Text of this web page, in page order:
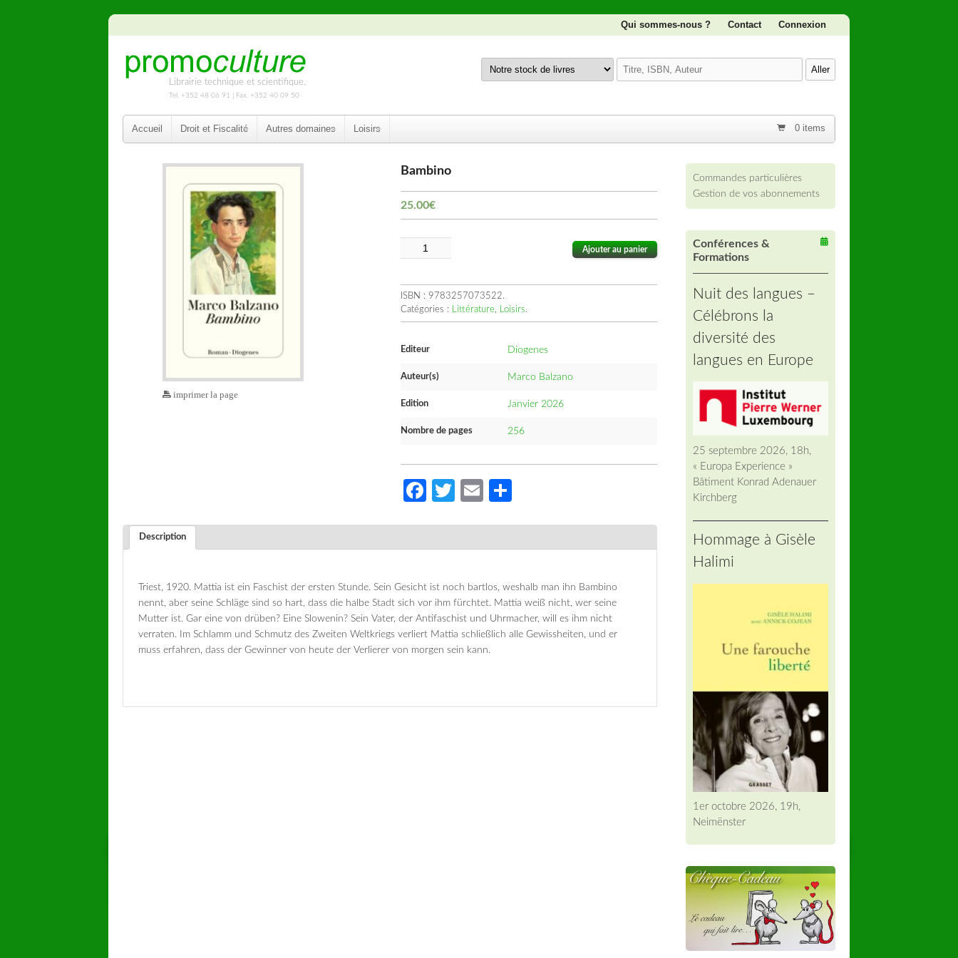
Qui sommes-nous ? Contact Connexion
Librairie technique et scientifique.
Tel. +352 48 06 91 | Fax. +352 40 09 50
0 items
Accueil Droit et Fiscalité Autres domaines Loisirs
imprimer la page
Bambino
25.00€
Ajouter au panier
ISBN : 9783257073522.
Catégories : Littérature, Loisirs.
Editeur Diogenes
Auteur(s) Marco Balzano
Edition Janvier 2026
Nombre de pages 256
Facebook
Twitter
Email
Description
Triest, 1920. Mattia ist ein Faschist der ersten Stunde. Sein Gesicht ist noch bartlos, weshalb man ihn Bambino
nennt, aber seine Schläge sind so hart, dass die halbe Stadt sich vor ihm fürchtet. Mattia weiß nicht, wer seine
Mutter ist. Gar eine von drüben? Eine Slowenin? Sein Vater, der Antifaschist und Uhrmacher, will es ihm nicht
verraten. Im Schlamm und Schmutz des Zweiten Weltkriegs verliert Mattia schließlich alle Gewissheiten, und er
muss erfahren, dass der Gewinner von heute der Verlierer von morgen sein kann.
Commandes particulières
Gestion de vos abonnements
Conférences &
Formations
Nuit des langues –
Célébrons la
diversité des
langues en Europe
25 septembre 2026, 18h,
« Europa Experience »
Bâtiment Konrad Adenauer
Kirchberg
Hommage à Gisèle
Halimi
1er octobre 2026, 19h,
Neimënster